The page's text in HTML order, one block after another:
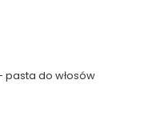
do włosów